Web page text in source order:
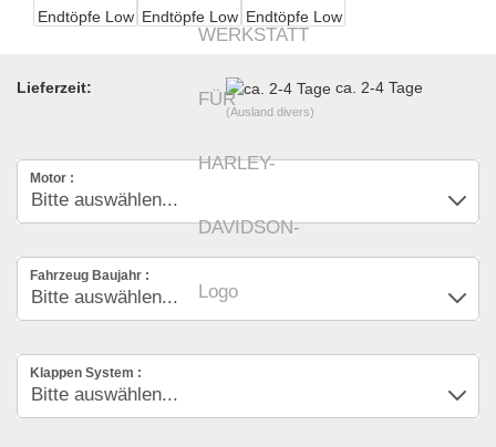
Lieferzeit: ca. 2-4 Tage
(Ausland divers)
Motor :
Fahrzeug Baujahr :
Klappen System :